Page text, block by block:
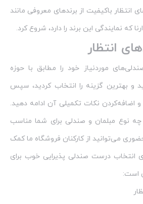
انتظار باکیفیت از برندهای معروفی مانند
که نمایندگی این برند را دارد، شروع کرد.
انتظار
موردنیاز خود را مطابق با حوزه
و بهترین گزینه را انتخاب کردید، سپس
اضافه‌کردن نکات تکمیلی آن ادامه دهید.
نوع مبلمان و صندلی برای شما مناسب
می‌توانید از کارکنان فروشگاه ما کمک
انتخاب درست صندلی پذیرایی خوب برای
است: